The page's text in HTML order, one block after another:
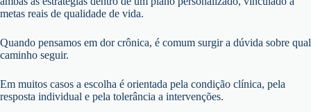
metas reais de qualidade de vida.
Quando pensamos em dor crônica, é comum surgir a dúvida sobre qual
caminho seguir.
Em muitos casos a escolha é orientada pela condição clínica, pela
resposta individual e pela tolerância a intervenções.